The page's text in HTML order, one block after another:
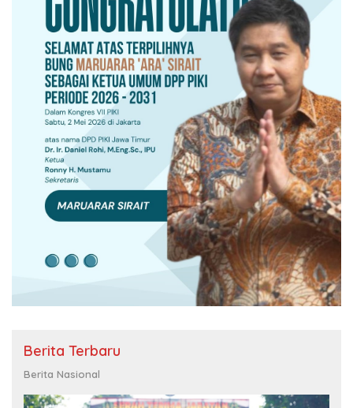
Berita Terbaru
Berita Nasional